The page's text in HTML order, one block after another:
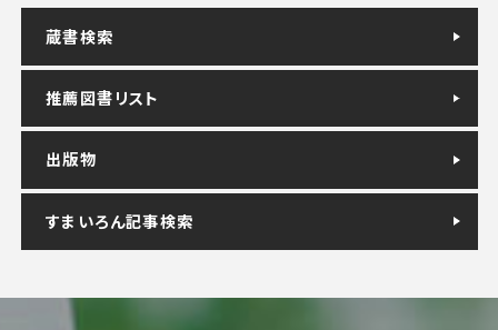
蔵書検索
推薦図書リスト
出版物
すまいろん記事検索